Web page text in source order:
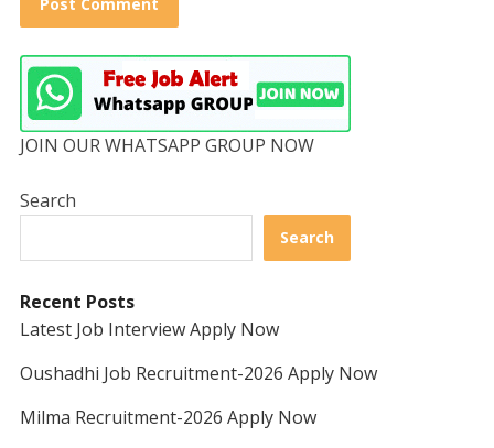
JOIN OUR WHATSAPP GROUP NOW
Search
Search
Recent Posts
Latest Job Interview Apply Now
Oushadhi Job Recruitment-2026 Apply Now
Milma Recruitment-2026 Apply Now